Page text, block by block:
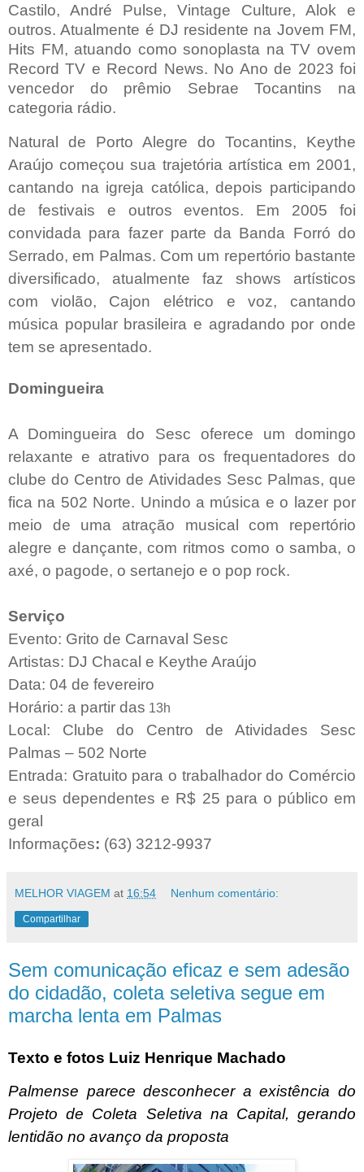
Castilo, André Pulse, Vintage Culture, Alok e
outros. Atualmente é DJ residente na Jovem FM,
Hits FM, atuando como sonoplasta na TV ovem
Record TV e Record News. No Ano de 2023 foi
vencedor do prêmio Sebrae Tocantins na
categoria rádio.
Natural de Porto Alegre do Tocantins, Keythe
Araújo começou sua trajetória artística em 2001,
cantando na igreja católica, depois participando
de festivais e outros eventos. Em 2005 foi
convidada para fazer parte da Banda Forró do
Serrado, em Palmas. Com um repertório bastante
diversificado, atualmente faz shows artísticos
com violão, Cajon elétrico e voz, cantando
música popular brasileira e agradando por onde
tem se apresentado.
Domingueira
A Domingueira do Sesc oferece um domingo
relaxante e atrativo para os frequentadores do
clube do Centro de Atividades Sesc Palmas, que
fica na 502 Norte. Unindo a música e o lazer por
meio de uma atração musical com repertório
alegre e dançante, com ritmos como o samba, o
axé, o pagode, o sertanejo e o pop rock.
Serviço
Evento: Grito de Carnaval Sesc
Artistas: DJ Chacal e Keythe Araújo
Data: 04 de fevereiro
Horário: a partir das 13h
Local: Clube do Centro de Atividades Sesc
Palmas – 502 Norte
Entrada: Gratuito para o trabalhador do Comércio
e seus dependentes e R$ 25 para o público em
geral
Informações: (63) 3212-9937
MELHOR VIAGEM at 16:54 Nenhum comentário:
Compartilhar
Sem comunicação eficaz e sem adesão
do cidadão, coleta seletiva segue em
marcha lenta em Palmas
Texto e fotos Luiz Henrique Machado
Palmense parece desconhecer a existência do
Projeto de Coleta Seletiva na Capital, gerando
lentidão no avanço da proposta